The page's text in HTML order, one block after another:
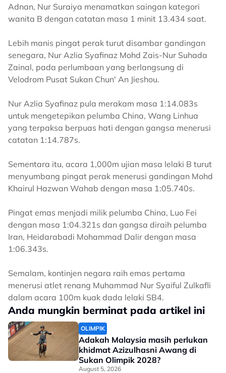
Adnan, Nur Suraiya menamatkan saingan kategori
wanita B dengan catatan masa 1 minit 13.434 saat.
Lebih manis pingat perak turut disambar gandingan
senegara, Nur Azlia Syafinaz Mohd Zais-Nur Suhada
Zainal, pada perlumbaan yang berlangsung di
Velodrom Pusat Sukan Chun' An Jieshou.
Nur Azlia Syafinaz pula merakam masa 1:14.083s
untuk mengetepikan pelumba China, Wang Linhua
yang terpaksa berpuas hati dengan gangsa menerusi
catatan 1:14.787s.
Sementara itu, acara 1,000m ujian masa lelaki B turut
menyumbang pingat perak menerusi gandingan Mohd
Khairul Hazwan Wahab dengan masa 1:05.740s.
Pingat emas menjadi milik pelumba China, Luo Fei
dengan masa 1:04.321s dan gangsa diraih pelumba
Iran, Heidarabadi Mohammad Dalir dengan masa
1:06.343s.
Semalam, kontinjen negara raih emas pertama
menerusi atlet renang Muhammad Nur Syaiful Zulkafli
dalam acara 100m kuak dada lelaki SB4.
Anda mungkin berminat pada artikel ini
OLIMPIK
Adakah Malaysia masih perlukan
khidmat Azizulhasni Awang di
Sukan Olimpik 2028?
August 5, 2026